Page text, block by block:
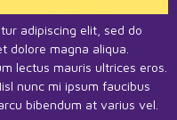
adipiscing elit, sed do
dolore magna aliqua.
lectus mauris ultrices eros.
nunc mi ipsum faucibus
bibendum at varius vel.